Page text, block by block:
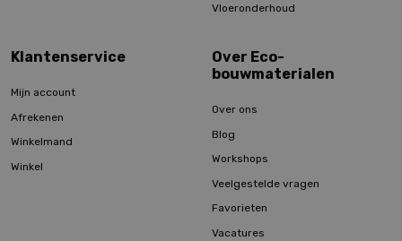
Vloeronderhoud
Klantenservice
Mijn account
Afrekenen
Winkelmand
Winkel
Over Eco-
bouwmaterialen
Over ons
Blog
Workshops
Veelgestelde vragen
Favorieten
Vacatures